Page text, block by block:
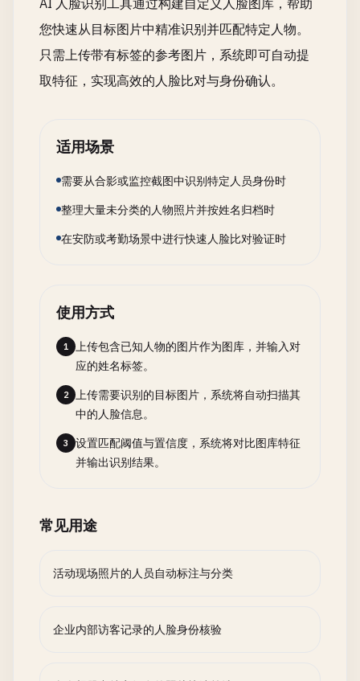
AI 人脸识别工具通过构建自定义人脸图库，帮助
您快速从目标图片中精准识别并匹配特定人物。
只需上传带有标签的参考图片，系统即可自动提
取特征，实现高效的人脸比对与身份确认。
适用场景
需要从合影或监控截图中识别特定人员身份时
整理大量未分类的人物照片并按姓名归档时
在安防或考勤场景中进行快速人脸比对验证时
使用方式
1
上传包含已知人物的图片作为图库，并输入对
应的姓名标签。
2
上传需要识别的目标图片，系统将自动扫描其
中的人脸信息。
3
设置匹配阈值与置信度，系统将对比图库特征
并输出识别结果。
常见用途
活动现场照片的人员自动标注与分类
企业内部访客记录的人脸身份核验